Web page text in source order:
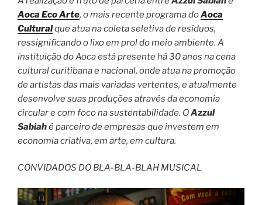
Aoca Eco Arte, o mais recente programa doAoca
Culturalque atua na coleta seletiva de resíduos,
ressignificando o lixo em prol do meio ambiente. A
instituição do Aoca está presente há 30 anos na cena
cultural curitibana e nacional, onde atua na promoção
de artistas das mais variadas vertentes, e atualmente
desenvolve suas produções através da economia
circular e com foco na sustentabilidade. OAzzul
Sabiahé parceiro de empresas que investem em
economia criativa, em arte, em cultura.
CONVIDADOS DO BLA-BLA-BLAH MUSICAL